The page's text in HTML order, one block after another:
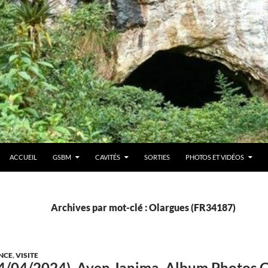
ACCUEIL GSBM CAVITÉS SORTIES PHOTOS ET VIDÉOS
Archives par mot-clé : Olargues (FR34187)
,VISITE